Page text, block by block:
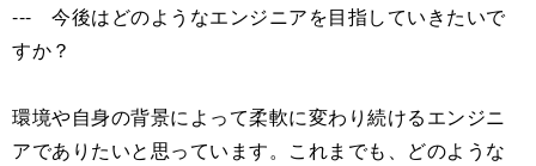
--- 今後はどのようなエンジニアを目指していきたいで
すか？
環境や自身の背景によって柔軟に変わり続けるエンジニ
アでありたいと思っています。これまでも、どのような